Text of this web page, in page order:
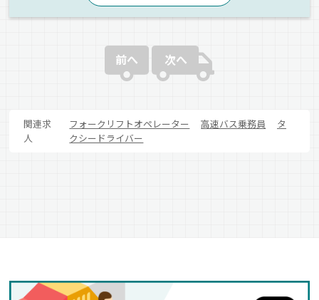
前へ 次へ
関連求
人
フォークリフトオペレーター 高速バス乗務員
タ
クシードライバー